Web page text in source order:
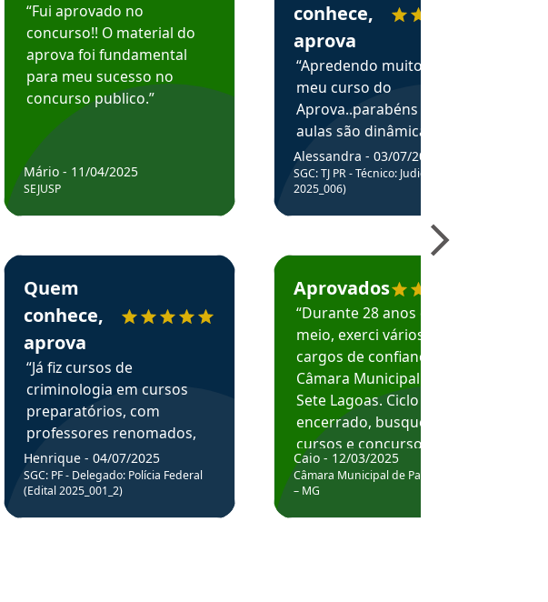
em depoimento
“Fui aprovado no
concurso!! O material do
aprova foi fundamental
para meu sucesso no
concurso publico.”
Mário - 11/04/2025
SEJUSP
Estudante Henrique recomenda o Aprova Concursos em depoimento
Quem
conhece,
aprova
“Já fiz cursos de
criminologia em cursos
preparatórios, com
professores renomados,
fiz curso em pós
graduação. Porém, este
Professor do Aprova é,
sem dúvida, o melhor de
Henrique - 04/07/2025
SGC: PF - Delegado: Polícia Federal
(Edital 2025_001_2)
conhece,
aprova
“Apredendo muito no
meu curso do
Aprova..parabéns pelas
aulas são dinâmicas e
me ajudam a entender
melhor os assuntos.”
Alessandra - 03/07/2025
SGC: TJ PR - Técnico: Judiciário (Edital
2025_006)
Estudante Caio recomenda o Aprova
Aprovados
“Durante 28 anos e
meio, exerci vários
cargos de confiança na
Câmara Municipal de
Sete Lagoas. Ciclo
encerrado, busquei
cursos e concursos do
Legislativo para
prosseguir minha vida.
Caio - 12/03/2025
Câmara Municipal de Passa Quatro
– MG